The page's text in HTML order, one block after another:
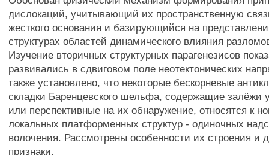
дислокаций, учитывающий их пространственную
жесткого основания и базирующийся на
структурах областей динамического влияния
Изучение вторичных структурных парагенезисов
развивались в сдвиговом поле неотектонических
также установлено, что некоторые бескорневые
складки Баренцевского шельфа, содержащие залёжи
или перспективные на их обнаружение, относятся к
локальных платформенных структур - одиночных
волочения. Рассмотрены особенности их строения и
признаки.